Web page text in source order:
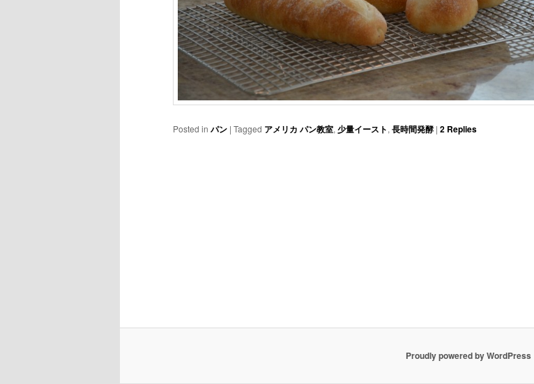
Posted in パン | Tagged アメリカ パン教室, 少量イースト, 長時間発酵 | 2 Replies
Proudly powered by WordPress